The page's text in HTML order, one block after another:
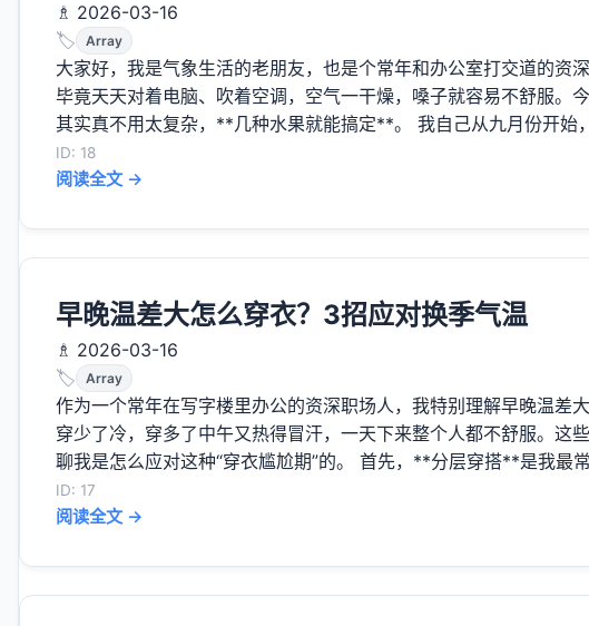
♗ 2026-03-16
🏷️
Array
大家好，我是气象生活的老朋友，也是个常年和办公室打交道的资
毕竟天天对着电脑、吹着空调，空气一干燥，嗓子就容易不舒服。
其实真不用太复杂，**几种水果就能搞定**。 我自己从九月份开始
ID: 18
阅读全文 →
早晚温差大怎么穿衣？3招应对换季气温
♗ 2026-03-16
🏷️
Array
作为一个常年在写字楼里办公的资深职场人，我特别理解早晚温差
穿少了冷，穿多了中午又热得冒汗，一天下来整个人都不舒服。这
聊我是怎么应对这种“穿衣尴尬期”的。 首先，**分层穿搭**是我最
ID: 17
阅读全文 →